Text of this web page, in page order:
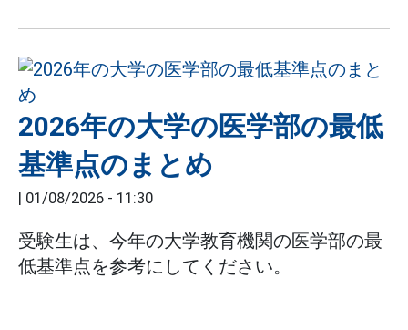
2026年の大学の医学部の最低
基準点のまとめ
| 01/08/2026 - 11:30
受験生は、今年の大学教育機関の医学部の最
低基準点を参考にしてください。